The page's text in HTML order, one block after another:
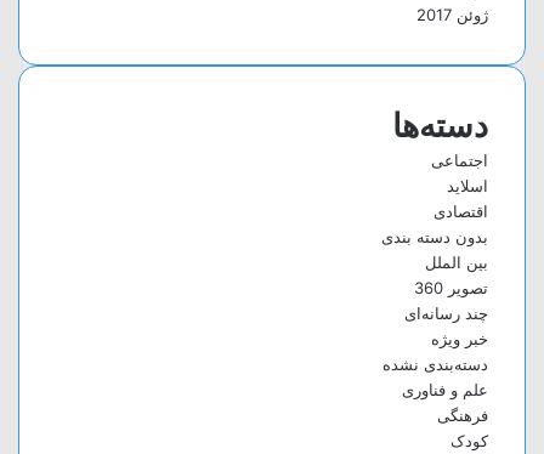
ژوئن 2017
دسته‌ها
اجتماعی
اسلاید
اقتصادی
بدون دسته بندی
بین الملل
تصویر 360
چند رسانه‌ای
خبر ویژه
دسته‌بندی نشده
علم و فناوری
فرهنگی
کودک